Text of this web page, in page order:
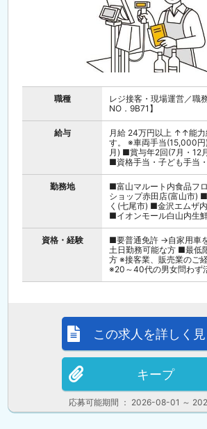
職種
レジ接客・現場運営／職
NO．9B71】
給与
月給 24万円以上 ↑↑能力
す。 ※車両手当(15,000
月) ■賞与年2回(7月・12
■資格手当・子ども手当
勤務地
■富山マルート内食品フ
ショップ赤田店(富山市)
く(七尾市) ■金沢エムザ
■イオンモール白山内生
資格・経験
■要普通免許 →自家用車
土日勤務可能な方 ■最低
方 ※接客業、販売業のご
※20～40代の男女問わず
応募可能期間 ： 2026-08-01 ～
この求人を詳しく
キープ